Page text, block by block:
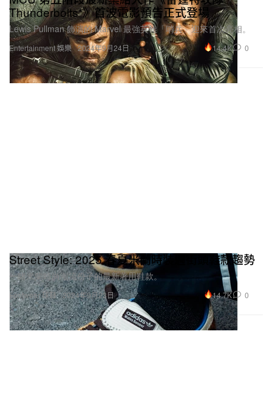
Entertainment 娛樂
Thunderbolts*》首波電影預告正式登場
Lewis Pullman 飾演的 Marvel 最強英雄「哨兵」迎來首次亮相。
2024年9月24日 14.4K 0
Footwear 球鞋
Street Style: 2025 春夏米蘭時裝週街頭鞋款趨勢
一睹米蘭時尚潮流份子的最新著用鞋款。
2024年9月23日 14.7K 0